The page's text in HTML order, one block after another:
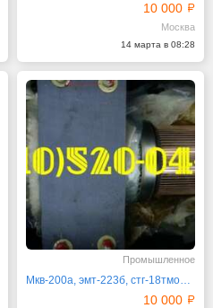
10 000
Москва
14 марта в 08:28
Промышленное
Мкв-200а, эмт-223б, стг-18тмо1000, мкт-14
10 000